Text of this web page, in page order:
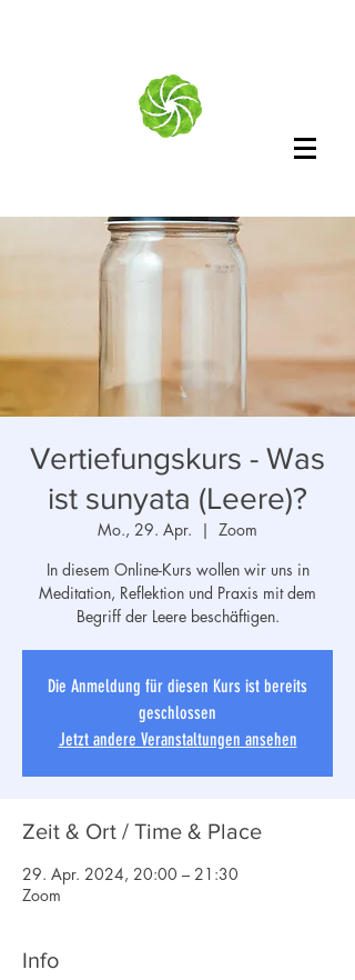
Vertiefungskurs - Was
ist sunyata (Leere)?
Mo., 29. Apr.
  |
Zoom
In diesem Online-Kurs wollen wir uns in
Meditation, Reflektion und Praxis mit dem
Begriff der Leere beschäftigen.
Die Anmeldung für diesen Kurs ist bereits
geschlossen
Jetzt andere Veranstaltungen ansehen
Zeit & Ort / Time & Place
29. Apr. 2024, 20:00 – 21:30
Zoom
Info